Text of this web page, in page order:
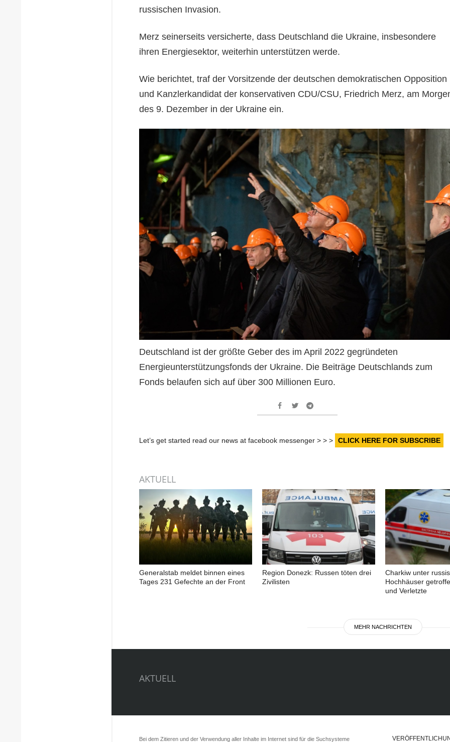
russischen Invasion.
Merz seinerseits versicherte, dass Deutschland die Ukraine, insbesondere
ihren Energiesektor, weiterhin unterstützen werde.
Wie berichtet, traf der Vorsitzende der deutschen demokratischen Opposition
und Kanzlerkandidat der konservativen CDU/CSU, Friedrich Merz, am
des 9. Dezember in der Ukraine ein.
Deutschland ist der größte Geber des im April 2022 gegründeten
Energieunterstützungsfonds der Ukraine. Die Beiträge Deutschlands zum
Fonds belaufen sich auf über 300 Millionen Euro.
Let’s get started read our news at facebook messenger > > > CLICK HERE FOR SUBSCRIBE
AKTUELL
Generalstab meldet binnen eines
Tages 231 Gefechte an der Front
Region Donezk: Russen töten drei
Zivilisten
Charkiw unter
Hochhäuser
und Verletzte
MEHR NACHRICHTEN
AKTUELL
Bei dem Zitieren und der Verwendung aller Inhalte im Internet sind für die Suchsysteme